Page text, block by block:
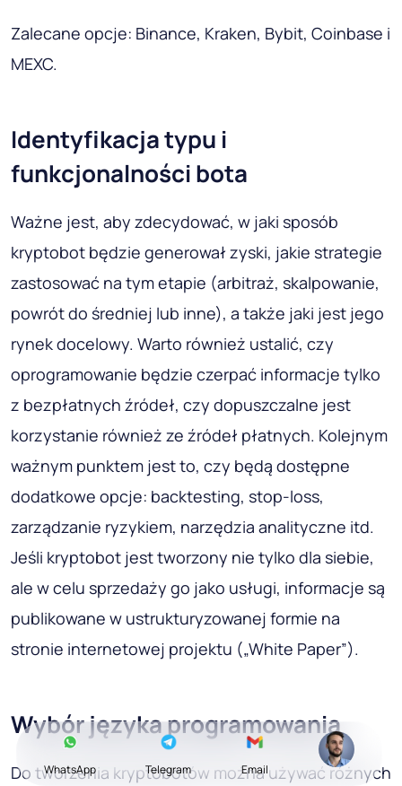
Zalecane opcje: Binance, Kraken, Bybit, Coinbase i
MEXC.
Identyfikacja typu i
funkcjonalności bota
Ważne jest, aby zdecydować, w jaki sposób
kryptobot będzie generował zyski, jakie strategie
zastosować na tym etapie (arbitraż, skalpowanie,
powrót do średniej lub inne), a także jaki jest jego
rynek docelowy. Warto również ustalić, czy
oprogramowanie będzie czerpać informacje tylko
z bezpłatnych źródeł, czy dopuszczalne jest
korzystanie również ze źródeł płatnych. Kolejnym
ważnym punktem jest to, czy będą dostępne
dodatkowe opcje: backtesting, stop-loss,
zarządzanie ryzykiem, narzędzia analityczne itd.
Jeśli kryptobot jest tworzony nie tylko dla siebie,
ale w celu sprzedaży go jako usługi, informacje są
publikowane w ustrukturyzowanej formie na
stronie internetowej projektu („White Paper”).
Wybór języka programowania
Do tworzenia kryptobotów można używać różnych
WhatsApp Telegram Email